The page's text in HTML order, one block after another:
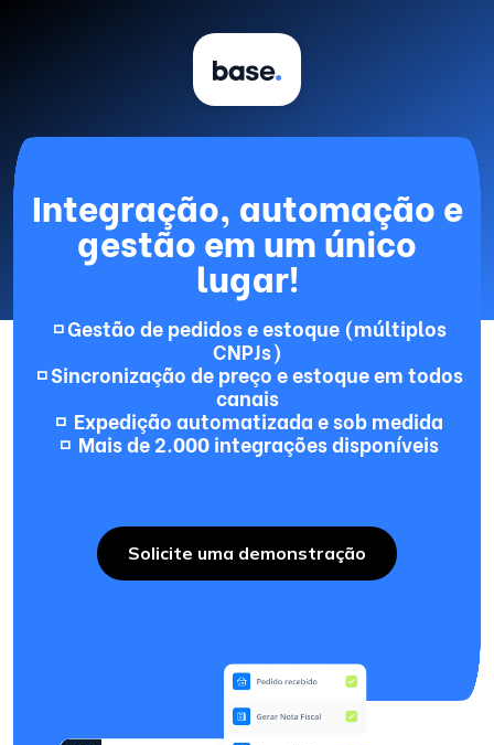
Integração, automação e
gestão em um único
lugar!
◽ Gestão de pedidos e estoque (múltiplos
CNPJs)
◽ Sincronização de preço e estoque em todos
canais
◽ Expedição automatizada e sob medida
◽ Mais de 2.000 integrações disponíveis
Solicite uma demonstração